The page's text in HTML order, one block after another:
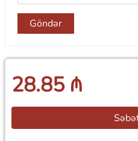
Göndər
28.85 ₼